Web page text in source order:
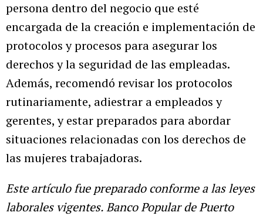
persona dentro del negocio que esté
encargada de la creación e implementación de
protocolos y procesos para asegurar los
derechos y la seguridad de las empleadas.
Además, recomendó revisar los protocolos
rutinariamente, adiestrar a empleados y
gerentes, y estar preparados para abordar
situaciones relacionadas con los derechos de
las mujeres trabajadoras.
Este artículo fue preparado conforme a las leyes
laborales vigentes. Banco Popular de Puerto